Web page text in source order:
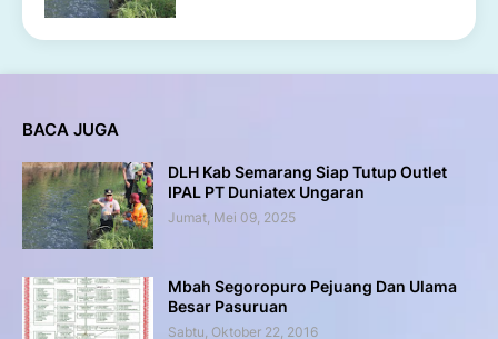
BACA JUGA
DLH Kab Semarang Siap Tutup Outlet
IPAL PT Duniatex Ungaran
Jumat, Mei 09, 2025
Mbah Segoropuro Pejuang Dan Ulama
Besar Pasuruan
Sabtu, Oktober 22, 2016